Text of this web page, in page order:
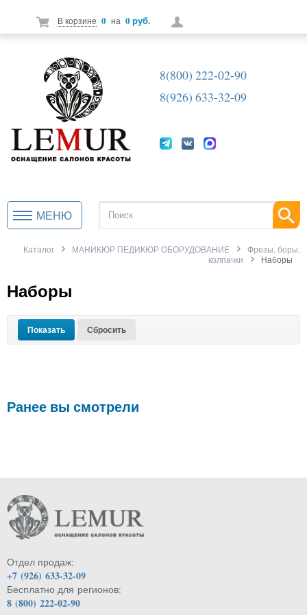
В корзине 0 на 0 руб.
8(800) 222-02-90
8(926) 633-32-09
МЕНЮ
Каталог МАНИКЮР ПЕДИКЮР ОБОРУДОВАНИЕ
Фрезы, боры,
колпачки
Наборы
Наборы
Ранее вы смотрели
Отдел продаж:
+7 (926) 633-32-09
Бесплатно для регионов:
8 (800) 222-02-90